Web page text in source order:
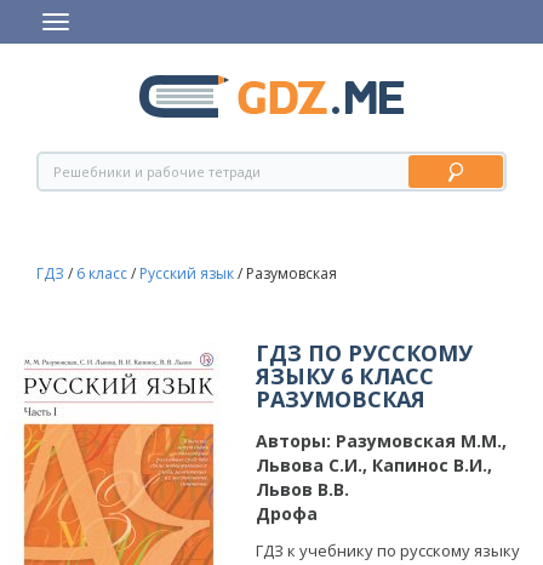
ГДЗ / 6 класс/ Русский язык/ Разумовская
ГДЗ ПО РУССКОМУ
ЯЗЫКУ 6 КЛАСС
РАЗУМОВСКАЯ
Авторы: Разумовская М.М.,
Львова С.И., Капинос В.И.,
Львов В.В.
Дрофа
ГДЗ к учебнику по русскому языку